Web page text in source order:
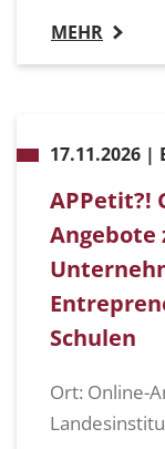
MEHR
17.11.2026 |
APPetit?!
Schulen
Ort: Online-